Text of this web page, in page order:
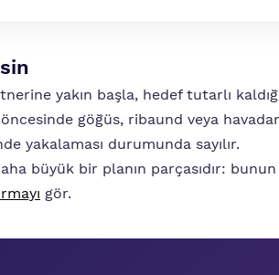
yakın başla, hedef tutarlı
göğüs, ribaund veya
yakalaması durumunda sayılır.
büyük bir planın parçasıdır:
gör.